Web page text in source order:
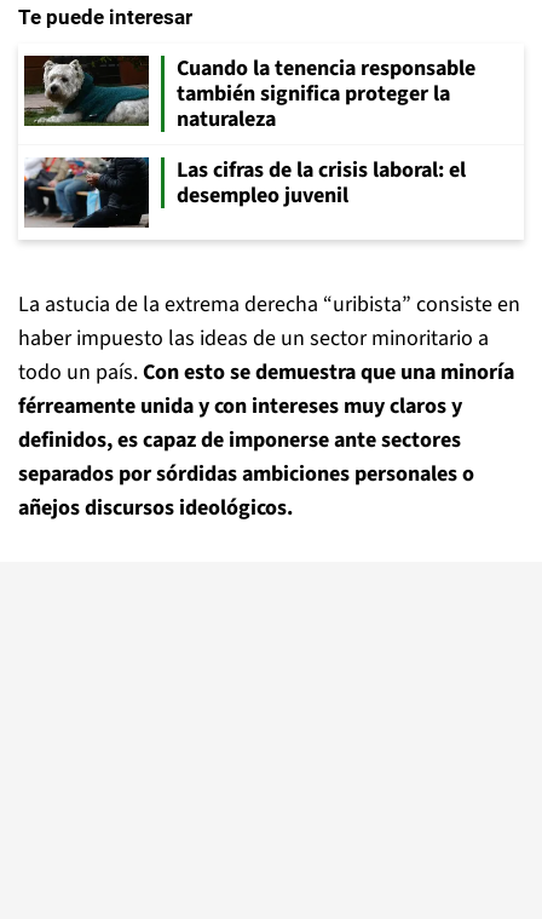
Te puede interesar
Cuando la tenencia responsable
también significa proteger la
naturaleza
Las cifras de la crisis laboral: el
desempleo juvenil
La astucia de la extrema derecha “uribista” consiste en
haber impuesto las ideas de un sector minoritario a
todo un país.Con esto se demuestra que una minoría
férreamente unida y con intereses muy claros y
definidos, es capaz de imponerse ante sectores
separados por sórdidas ambiciones personales o
añejos discursos ideológicos.